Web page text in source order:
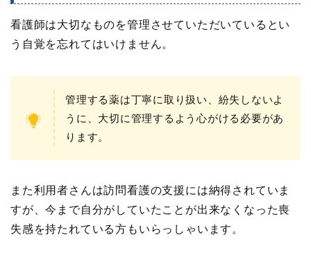
看護師は大切なものを管理させていただいているとい
う自覚を忘れてはいけません。
管理する薬は丁寧に取り扱い、紛失しないよ
うに、大切に管理するよう心がける必要があ
ります。
また利用者さんは訪問看護の支援には納得されていま
すが、今まで自分がしていたことが出来なくなった喪
失感を持たれている方もいらっしゃいます。